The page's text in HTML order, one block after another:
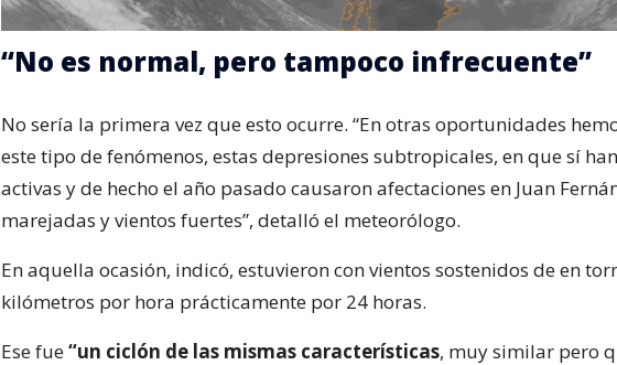
“No es normal, pero tampoco infrecuente”
No sería la primera vez que esto ocurre. “En otras oportunidades
este tipo de fenómenos, estas depresiones subtropicales, en que sí
activas y de hecho el año pasado causaron afectaciones en Juan
marejadas y vientos fuertes”, detalló el meteorólogo.
En aquella ocasión, indicó, estuvieron con vientos sostenidos de en
kilómetros por hora prácticamente por 24 horas.
Ese fue“un ciclón de las mismas características, muy similar pero